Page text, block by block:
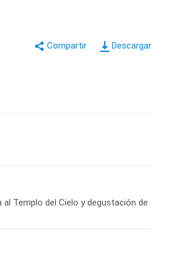
Descargar
al Templo del Cielo y degustación de